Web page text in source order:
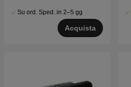
Su ord. Sped. in 2–5 gg
Acquista